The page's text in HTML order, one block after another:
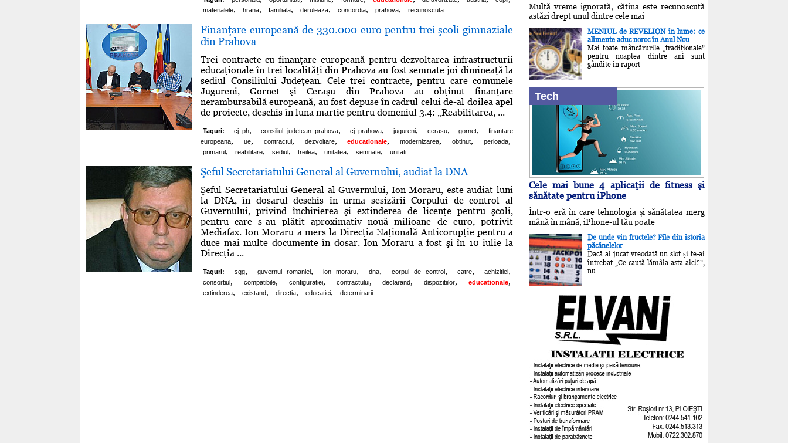
materialele, hrana, familiala, deruleaza, concordia, prahova, recunoscuta
Finanţare europeană de 330.000 euro pentru trei şcoli gimnaziale
din Prahova
Trei contracte cu finanţare europeană pentru dezvoltarea infrastructurii
educaţionale în trei localităţi din Prahova au fost semnate joi dimineaţă la
sediul Consiliului Judeţean. Cele trei contracte, pentru care comunele
Jugureni, Gornet şi Ceraşu din Prahova au obţinut finanţare
nerambursabilă europeană, au fost depuse în cadrul celui de-al doilea apel
de proiecte, deschis în luna martie pentru domeniul 3.4: „Reabilitarea, ...
Taguri: cj ph, consiliul judetean prahova, cj prahova, jugureni, cerasu, gornet,
finantare
europeana, ue, contractul, dezvoltare, educationale, modernizarea, obtinut, perioada,
primarul, reabilitare, sediul, treilea, unitatea, semnate, unitati
Şeful Secretariatului General al Guvernului, audiat la DNA
Şeful Secretariatului General al Guvernului, Ion Moraru, este audiat luni
la DNA, în dosarul deschis în urma sesizării Corpului de control al
Guvernului, privind închirierea şi extinderea de licenţe pentru şcoli,
pentru care s-au plătit aproximativ nouă milioane de euro, potrivit
Mediafax. Ion Moraru a mers la Direcţia Naţională Anticorupţie pentru a
duce mai multe documente în dosar. Ion Moraru a fost şi în 10 iulie la
Direcţia ...
Taguri: sgg, guvernul romaniei, ion moraru, dna, corpul de control, catre, achizitiei,
consortiul, compatibile, configuratiei, contractului, declarand, dispozitiilor, educationale,
extinderea, existand, directia, educatiei, determinarii
Multă vreme ignorată, cătina este recunoscută
astăzi drept unul dintre cele mai
MENIUL de REVELION în lume: ce
alimente aduc noroc în Anul Nou
Mai toate mâncărurile „tradiţionale”
pentru noaptea dintre ani sunt
gândite în raport
Tech
Cele mai bune 4 aplicaţii de fitness şi
sănătate pentru iPhone
Într-o eră în care tehnologia și sănătatea merg
mână în mână, iPhone-ul tău poate
De unde vin fructele? File din istoria
păcănelelor
Dacă ai jucat vreodată un slot și te-ai
întrebat „Ce caută lămâia asta aici?”,
nu